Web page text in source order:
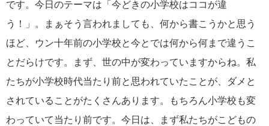
です。今日のテーマは「今どきの小学校はココが違
う！」。まぁそう言われましても、何から書こうかと思う
ほど、ウン十年前の小学校と今とでは何から何まで違うこ
とだらけです。まず、世の中が変わっていますからね。私
たちが小学校時代当たり前と思われていたことが、ダメと
されていることがたくさんあります。もちろん小学校も変
わっていて当たり前です。今日は、まず私たちがこどもの